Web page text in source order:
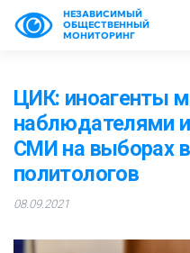
НЕЗАВИСИМЫЙ
ОБЩЕСТВЕННЫЙ
МОНИТОРИНГ
ЦИК: иноагенты
наблюдателями
СМИ на выборах
политологов
08.09.2021